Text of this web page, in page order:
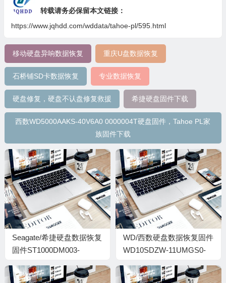
转载请务必保留本文链接：
https://www.jqhdd.com/wddata/tahoe-pl/595.html
移动硬盘异响数据恢复 重庆U盘数据恢复
石桥铺SD卡数据恢复 专业数据恢复
硬盘修复，硬盘不认盘修复救援 希捷硬盘固件下载
西数WD5000AAKS-40V6A0 0000004T硬盘固件，Tahoe PL家
族固件下载
Seagate/希捷硬盘数据恢复
固件ST1000DM003-
WD/西数硬盘数据恢复固件
WD10SDZW-11UMGS0-
WXX1A58E05VK-